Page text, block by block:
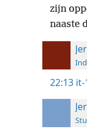
zijn
naaste
22:13 it-